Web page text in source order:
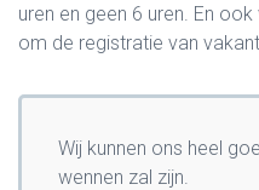
uren en geen 6 uren. En
om de registratie van
Wij kunnen ons heel
wennen zal zijn.